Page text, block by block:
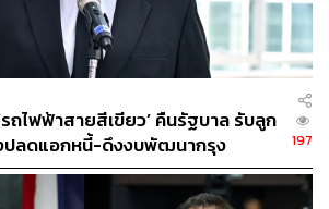
ถไฟฟ้าสายสีเขียว’ คืนรัฐบาล รับลูก
ปลดแอกหนี้-ดึงงบพัฒนากรุง
197